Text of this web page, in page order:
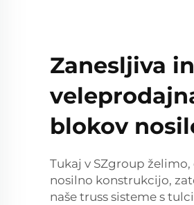
Zanesljiva
blokov
Tukaj v SZgroup
nosilno konstrukcijo,
naše truss sisteme s